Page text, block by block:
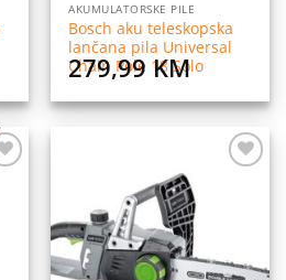
AKUMULATORSKE PILE
Bosch aku teleskopska
lančana pila Universal
Chain Pole 18 Solo
279,99KM